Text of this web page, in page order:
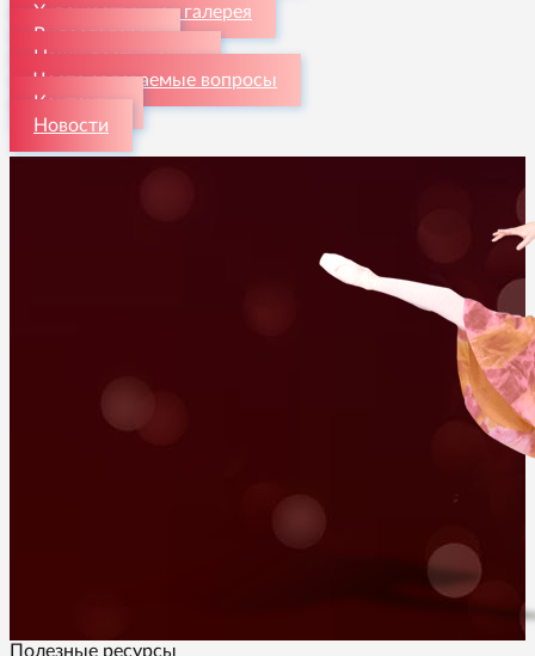
Художественная галерея
Видеогалерея
Наши достижения
Часто задаваемые вопросы
Контакты
Новости
Полезные ресурсы